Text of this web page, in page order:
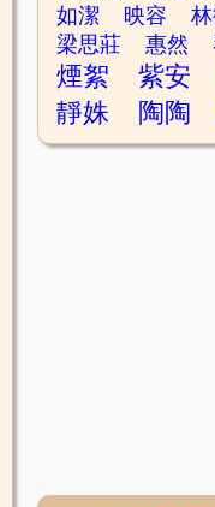
如潔
映容
梁思莊
惠然
煙絮 紫安
靜姝
陶陶